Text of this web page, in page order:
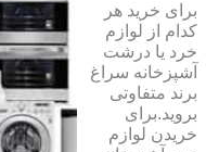
برای خرید هر
کدام از لوازم
خرد یا درشت
آشپزخانه سراغ
برند متفاوتی
بروید.برای
خریدن لوازم